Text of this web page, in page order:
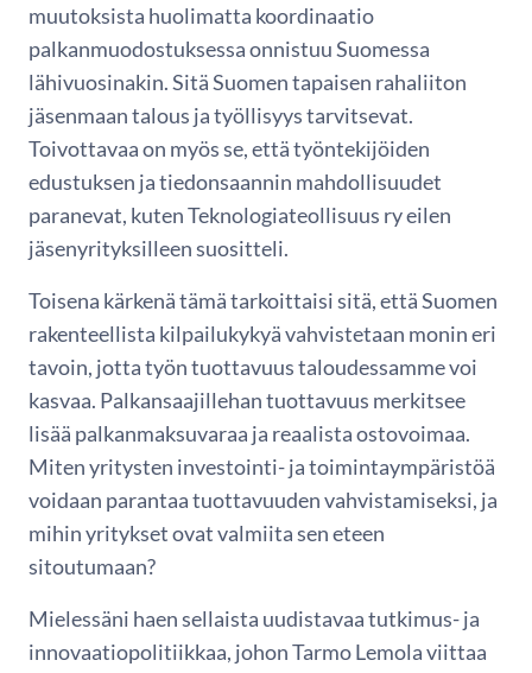
muutoksista huolimatta koordinaatio
palkanmuodostuksessa onnistuu Suomessa
lähivuosinakin. Sitä Suomen tapaisen rahaliiton
jäsenmaan talous ja työllisyys tarvitsevat.
Toivottavaa on myös se, että työntekijöiden
edustuksen ja tiedonsaannin mahdollisuudet
paranevat, kuten Teknologiateollisuus ry eilen
jäsenyrityksilleen suositteli.
Toisena kärkenä tämä tarkoittaisi sitä, että Suomen
rakenteellista kilpailukykyä vahvistetaan monin eri
tavoin, jotta työn tuottavuus taloudessamme voi
kasvaa. Palkansaajillehan tuottavuus merkitsee
lisää palkanmaksuvaraa ja reaalista ostovoimaa.
Miten yritysten investointi- ja toimintaympäristöä
voidaan parantaa tuottavuuden vahvistamiseksi, ja
mihin yritykset ovat valmiita sen eteen
sitoutumaan?
Mielessäni haen sellaista uudistavaa tutkimus- ja
innovaatiopolitiikkaa, johon Tarmo Lemola viittaa